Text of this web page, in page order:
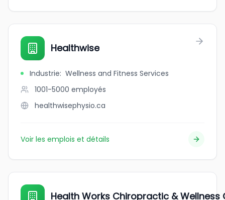
Healthwise
Industrie: Wellness and Fitness Services
1001-5000 employés
healthwisephysio.ca
Voir les emplois et détails
Health Works Chiropractic & Wellness